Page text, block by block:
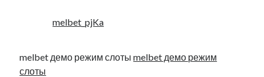
melbet_pjKa
melbet демо режим слотыmelbet демо режим
слоты